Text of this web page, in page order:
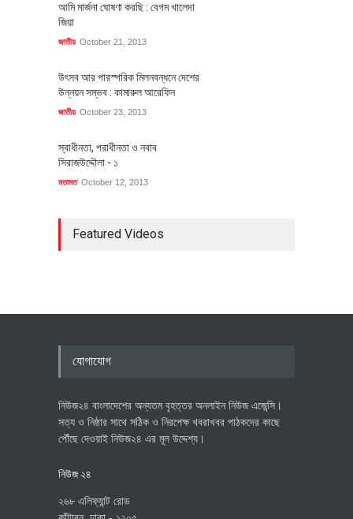
আমি মার্জনা ঘোষণা করছি : বেগম খালেদা
জিয়া
জাতীয় October 21, 2013
উৎসব আর পারস্পরিক মিলনবন্ধনে দেশের
উন্নয়ন সম্ভব : কামারুল আরেফিন
জাতীয় October 23, 2013
স্বাধীনতা, পরাধীনতা ও নবাব
সিরাজউদ্দৌলা - ১
মতামত October 12, 2013
Featured Videos
যোগাযোগ
নিউজ২৪ বাংলাদেশের অন্যতম বৃহত্তর অনলাইন নিউজ এজেন্সি।
সত্য ও নিষ্ঠার সাথে সঠিক ও নিরপেক্ষ খবরাখবর পাঠকদের কাছে
পৌঁছে দেওয়াই নিউজ২৪ এর মূল উদ্দেশ্য।
নিউজ ২৪
২৬৮ এলিফ্যান্ট রোড